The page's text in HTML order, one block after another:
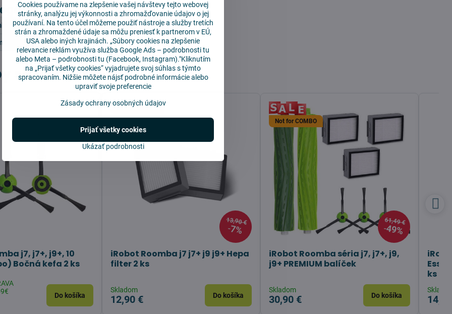
Hlavné rotačné kefy Séria j7 j7+ j9 j9+
j7 j7+ j9+ 10 Max
sa vám hodiť
j7, j7+, j9+, 10
Bočná kefa 2 ks
Do košíka
13,90 €
7%
Not for COMBO
iRobot Roomba j7 j7+ j9 j9+ Hepa
filter 2 ks
Skladom
12,90 € Do košíka
61,49 €
49%
Not for COMBO
iRobot Roomba séria j7, j7+, j9,
j9+ PREMIUM balíček
Skladom
30,90 € Do košíka
ks
Cookies používame na zlepšenie vašej návštevy tejto webovej
stránky, analýzu jej výkonnosti a zhromažďovanie údajov o jej
používaní. Na tento účel môžeme použiť nástroje a služby tretích
strán a zhromaždené údaje sa môžu preniesť k partnerom v EÚ,
USA alebo iných krajinách. „Súbory cookies na zlepšenie
relevancie reklám využíva služba Google Ads – podrobnosti tu
alebo Meta – podrobnosti tu (Facebook, Instagram)."Kliknutím
na „Prijať všetky cookies“ vyjadrujete svoj súhlas s týmto
spracovaním. Nižšie môžete nájsť podrobné informácie alebo
upraviť svoje preferencie
Zásady ochrany osobných údajov
Ukázať podrobnosti
Prijať všetky cookies